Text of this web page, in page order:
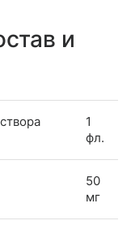
и
1
фл.
50
мг